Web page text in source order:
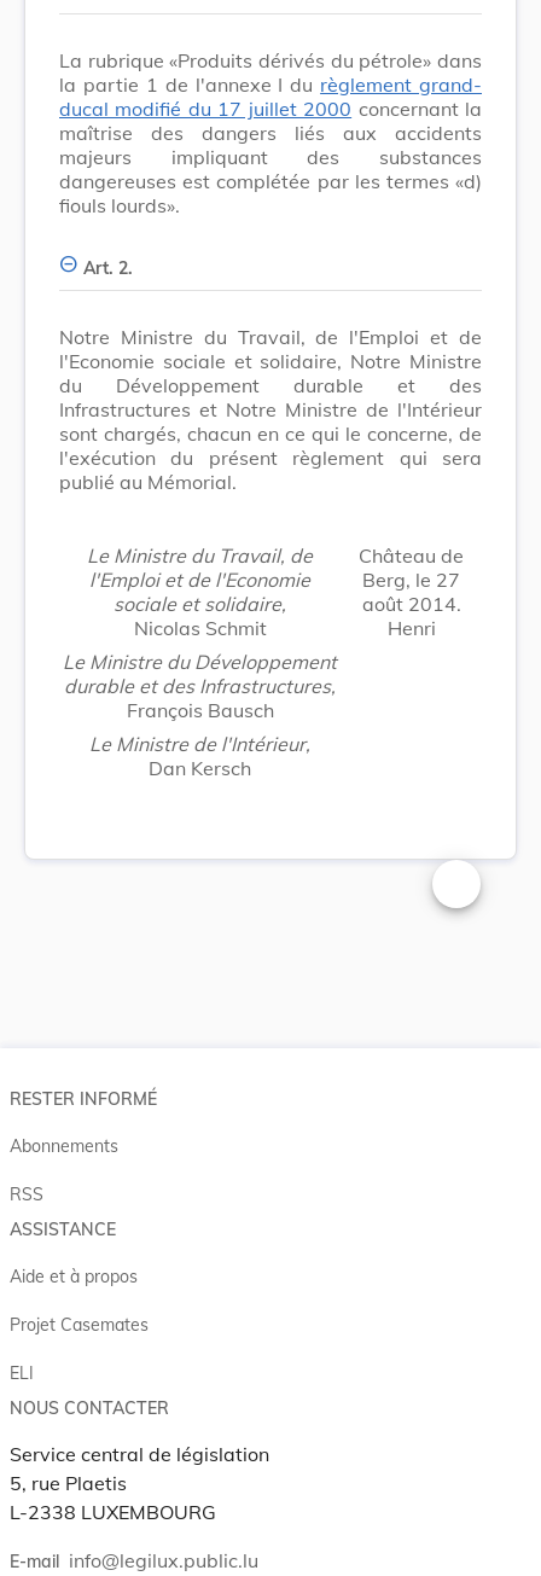
La rubrique «Produits dérivés du pétrole» dans
la partie 1 de l'annexe I du règlement grand-
ducal modifié du 17 juillet 2000 concernant la
maîtrise des dangers liés aux accidents
majeurs impliquant des substances
dangereuses est complétée par les termes «d)
fiouls lourds».
Art. 2.
Notre Ministre du Travail, de l'Emploi et de
l'Economie sociale et solidaire, Notre Ministre
du Développement durable et des
Infrastructures et Notre Ministre de l'Intérieur
sont chargés, chacun en ce qui le concerne, de
l'exécution du présent règlement qui sera
publié au Mémorial.
Le Ministre du Travail, de
l'Emploi et de l'Economie
sociale et solidaire,
Nicolas Schmit
Le Ministre du Développement
durable et des Infrastructures,
François Bausch
Le Ministre de l'Intérieur,
Dan Kersch
Château de
Berg, le 27
août 2014.
Henri
Changer la
RESTER INFORMÉ
Abonnements
RSS
ASSISTANCE
Aide et à propos
Projet Casemates
ELI
NOUS CONTACTER
Service central de législation
5, rue Plaetis
L-2338 LUXEMBOURG
E-mail info@legilux.public.lu